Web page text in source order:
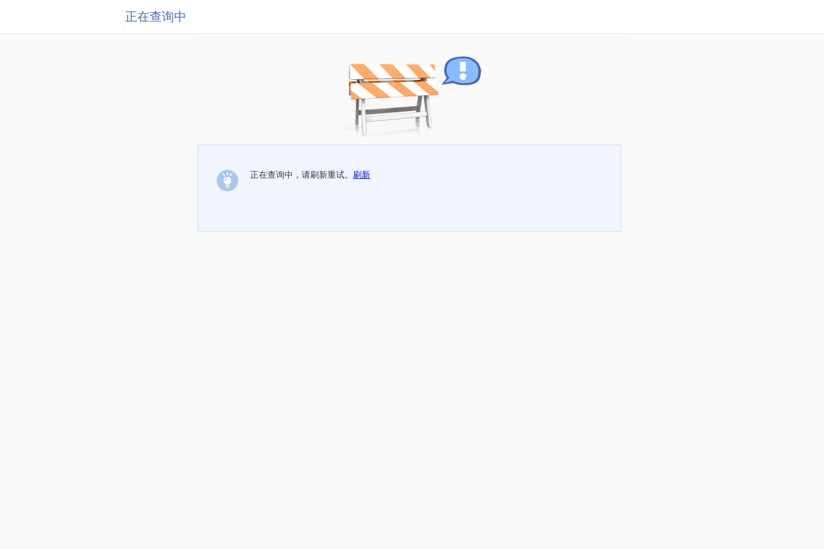
正在查询中
正在查询中，请刷新重试。 刷新